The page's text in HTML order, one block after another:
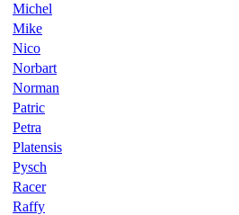
Michel
Mike
Nico
Norbart
Norman
Patric
Petra
Platensis
Pysch
Racer
Raffy